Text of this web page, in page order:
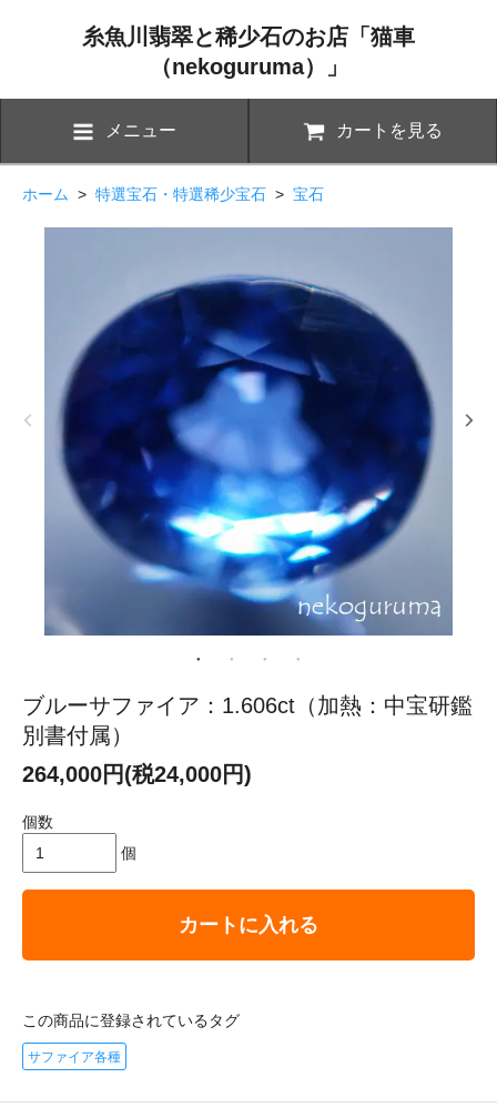
糸魚川翡翠と稀少石のお店「猫車
（nekoguruma）」
メニュー カートを見る
ホーム > 特選宝石・特選稀少宝石 > 宝石
ブルーサファイア：1.606ct（加熱：中宝研鑑
別書付属）
264,000円(税24,000円)
個数
個
カートに入れる
この商品に登録されているタグ
サファイア各種